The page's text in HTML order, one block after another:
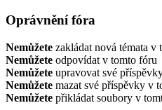
Oprávnění fóra
Nemůžete zakládat nová témata v
Nemůžete odpovídat v tomto fóru
Nemůžete upravovat své
Nemůžete mazat své příspěvky v
Nemůžete přikládat soubory v